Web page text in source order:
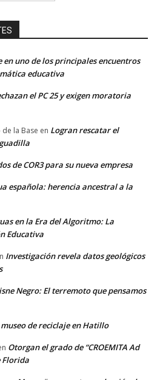
en uno de los principales encuentros
educativa
el PC 25 y exigen moratoria
la Base en Logran rescatar el
de COR3 para su nueva empresa
española: herencia ancestral a la
en la Era del Algoritmo: La
Educativa
Investigación revela datos geológicos
Negro: El terremoto que pensamos
de reciclaje en Hatillo
Otorgan el grado de “CROEMITA Ad
Florida